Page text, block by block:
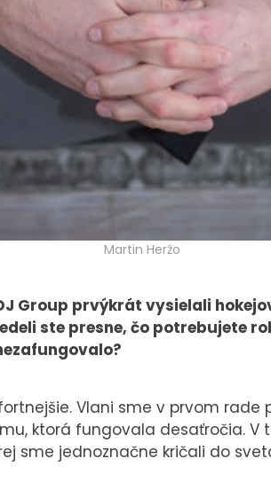
Martin Heržo
Group prvýkrát vysielali
ste presne, čo potrebujete
Vlani sme v prvom
ktorá fungovala desaťročia. V
sme jednoznačne kričali do